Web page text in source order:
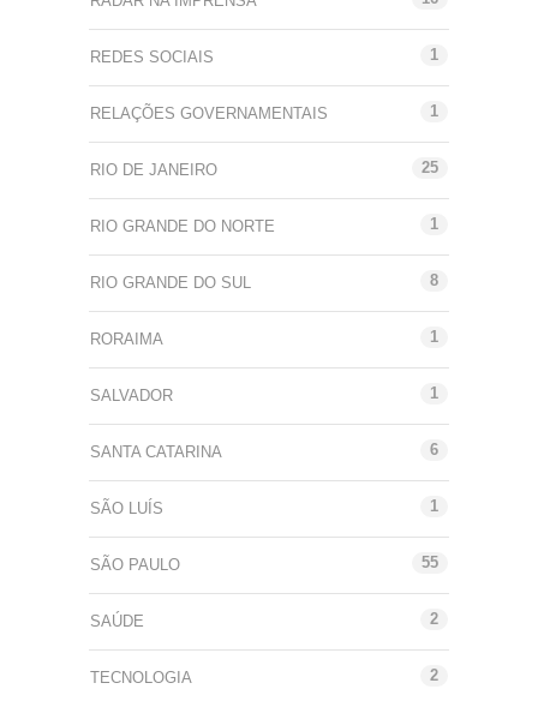
REDES SOCIAIS 1
RELAÇÕES GOVERNAMENTAIS 1
RIO DE JANEIRO 25
RIO GRANDE DO NORTE 1
RIO GRANDE DO SUL 8
RORAIMA 1
SALVADOR 1
SANTA CATARINA 6
SÃO LUÍS 1
SÃO PAULO 55
SAÚDE 2
TECNOLOGIA 2